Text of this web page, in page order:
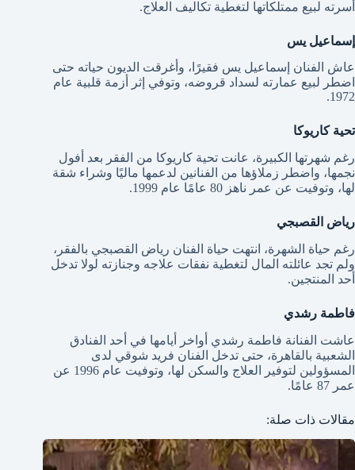
أسرته لبيع ممتلكاتها لتغطية تكاليف العلاج.
إسماعيل يس
عاش الفنان إسماعيل يس فقيرًا، وأغرقت الديون حياته حتى
اضطر لبيع عمارته لسداد قروضه، وتوفي إثر أزمة قلبية عام
1972.
تحية كاريوكا
رغم شهرتها الكبيرة، عانت تحية كاريوكا من الفقر بعد أفول
نجمها، واضطر زملاؤها من الفنانين لدعمها ماليًا وشراء شقة
لها، وتوفيت عن عمر ناهز 80 عامًا عام 1999.
رياض القصبجي
رغم حياة الشهرة، انتهت حياة الفنان رياض القصبجي بالفقر،
ولم تجد عائلته المال لتغطية نفقات علاجه وجنازته لولا تدخل
أحد المنتجين.
فاطمة رشدي
عاشت الفنانة فاطمة رشدي أواخر أيامها في أحد الفنادق
الشعبية بالقاهرة، حتى تدخل الفنان فريد شوقي لدى
المسؤولين لتوفير العلاج والسكن لها، وتوفيت عام 1996 عن
عمر 87 عامًا.
مقالات ذات صلة: